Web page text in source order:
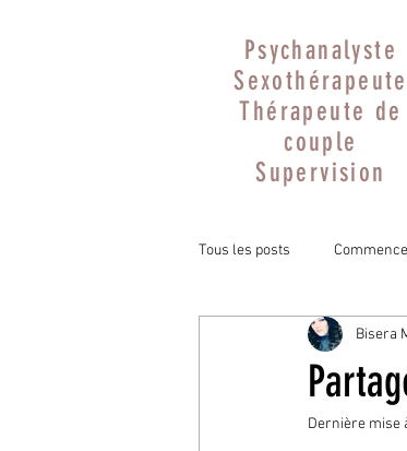
Psychanalyste
Sexothérapeute
Thérapeute de
couple
Supervision
Tous les posts
Bisera
Dernière mise